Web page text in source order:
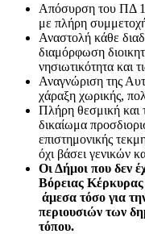
Απόσυρση του ΠΔ
με πλήρη
Αναστολή κάθε
διαμόρφωση
νησιωτικότητα και
Αναγνώριση της
χάραξη χωρικής,
Πλήρη θεσμική και
δικαίωμα
επιστημονικής
όχι βάσει γενικών
Οι Δήμοι που δεν
Βόρειας Κέρκυρας
άμεσα τόσο για
περιουσιών των
τόπου.